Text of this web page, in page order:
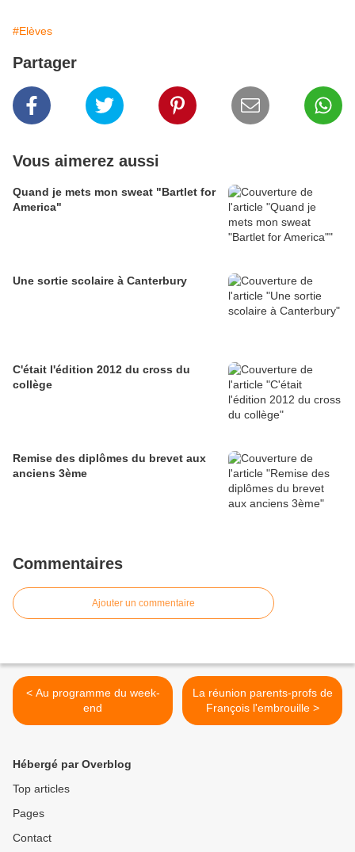
#Elèves
Partager
Vous aimerez aussi
Quand je mets mon sweat "Bartlet for
America"
Une sortie scolaire à Canterbury
C'était l'édition 2012 du cross du
collège
Remise des diplômes du brevet aux
anciens 3ème
Commentaires
Ajouter un commentaire
< Au programme du week-
end
La réunion parents-profs de
François l'embrouille >
Hébergé par Overblog
Top articles
Pages
Contact